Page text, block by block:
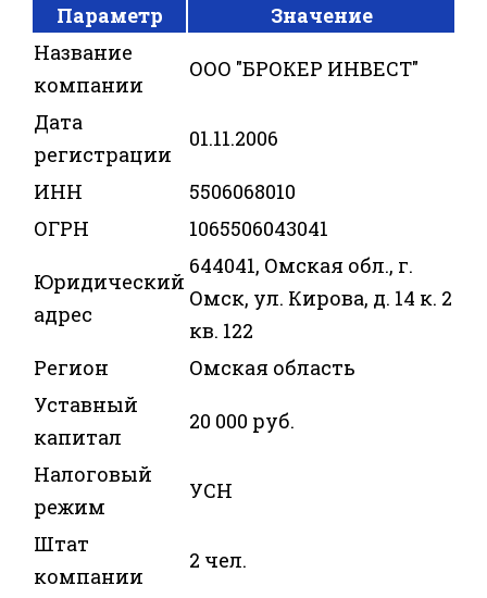
Параметр
Значение
Название
компании
ООО "БРОКЕР ИНВЕСТ"
Дата
регистрации
01.11.2006
ИНН
5506068010
ОГРН
1065506043041
Юридический
адрес
644041, Омская обл., г.
Омск, ул. Кирова, д. 14 к. 2
кв. 122
Регион
Омская область
Уставный
капитал
20 000 руб.
Налоговый
режим
УСН
Штат
компании
2 чел.